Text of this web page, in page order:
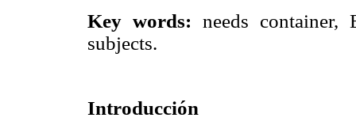
Key words: needs container,
subjects.
Introducción